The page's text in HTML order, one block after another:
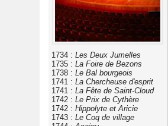
1734 : Les Deux Jumelles
1735 : La Foire de Bezons
1738 : Le Bal bourgeois
1741 : La Chercheuse d'esprit
1741 : La Fête de Saint-Cloud
1742 : Le Prix de Cythère
1742 : Hippolyte et Aricie
1743 : Le Coq de village